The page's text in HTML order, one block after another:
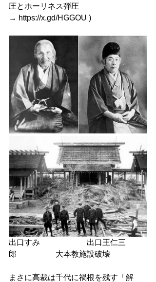
圧とホーリネス弾圧
→ https://x.gd/HGGOU )
出口すみ　　　　　　出口王仁三
郎　　　　　大本教施設破壊
まさに高裁は千代に禍根を残す「解